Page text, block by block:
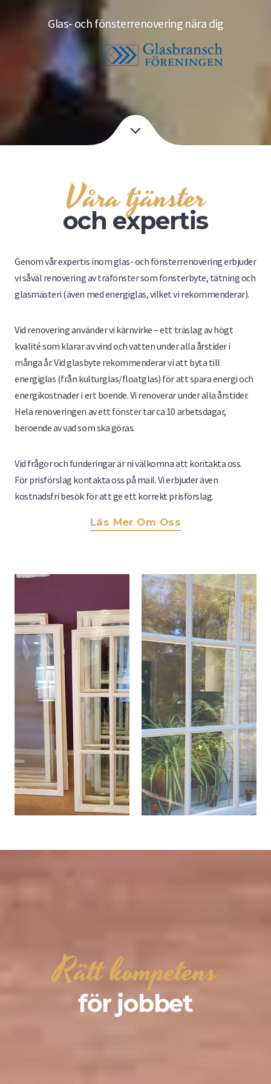
Glas- och fönsterrenovering nära dig
Våra tjänster
och expertis
Genom vår expertis inom glas- och fönsterrenovering erbjuder
vi såväl renovering av träfönster som fönsterbyte, tätning och
glasmästeri (även med energiglas, vilket vi rekommenderar).
Vid renovering använder vi kärnvirke – ett träslag av högt
kvalité som klarar av vind och vatten under alla årstider i
många år. Vid glasbyte rekommenderar vi att byta till
energiglas (från kulturglas/floatglas) för att spara energi och
energikostnader i ert boende. Vi renoverar under alla årstider.
Hela renoveringen av ett fönster tar ca 10 arbetsdagar,
beroende av vad som ska göras.
Vid frågor och funderingar är ni välkomna att kontakta oss.
För prisförslag kontakta oss på mail. Vi erbjuder även
kostnadsfri besök för att ge ett korrekt prisförslag.
Läs Mer Om Oss
Rätt kompetens
för jobbet